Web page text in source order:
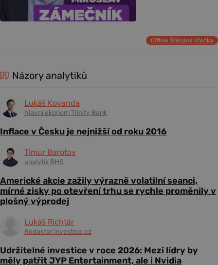
Offline Štěpána Křečka
Názory analytiků
Lukáš Kovanda
hlavní ekonom Trinity Bank
Inflace v Česku je nejnižší od roku 2016
Timur Barotov
analytik BHS
Americké akcie zažily výrazně volatilní seanci,
mírné zisky po otevření trhu se rychle proměnily v
plošný výprodej
Lukáš Richtár
Redaktor investice.cz
Udržitelné investice v roce 2026: Mezi lídry by
měly patřit JYP Entertainment, ale i Nvidia